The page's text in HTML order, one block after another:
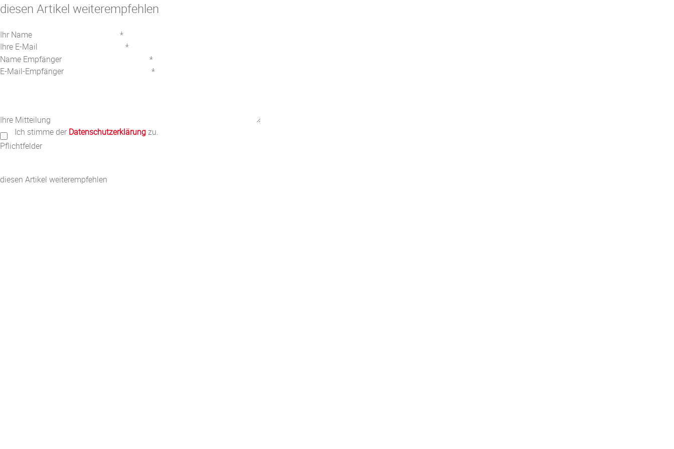
diesen Artikel weiterempfehlen
Ihr Name
*
Ihre E-Mail
*
Name Empfänger
*
E-Mail-Empfänger
*
Ihre Mitteilung
Ich stimme der Datenschutzerklärungzu.
Pflichtfelder
diesen Artikel weiterempfehlen